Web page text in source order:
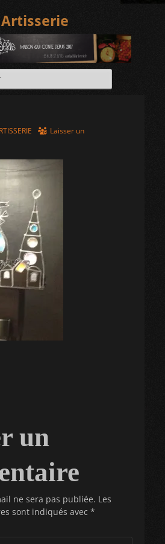
Artisserie
Laisser un
un
ne sera pas publiée. Les
sont indiqués avec *